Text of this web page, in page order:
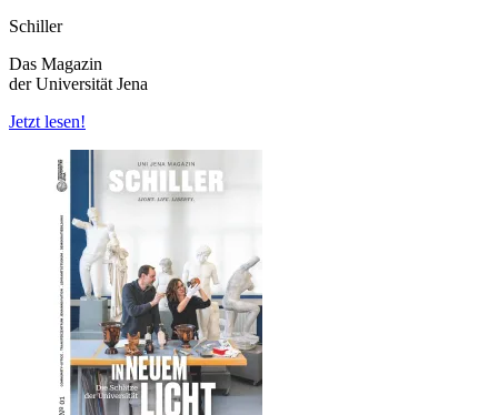
Schiller
Das Magazin
der Universität Jena
Jetzt lesen!